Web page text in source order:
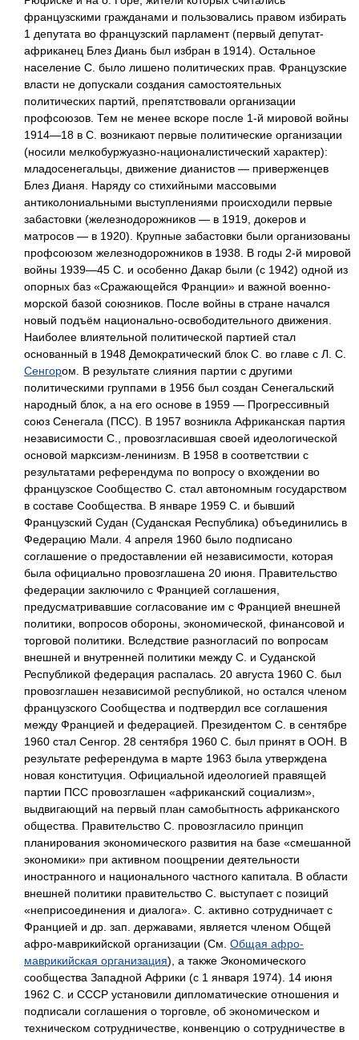
французскими гражданами и пользовались правом избирать
1 депутата во французский парламент (первый депутат-
африканец Блез Диань был избран в 1914). Остальное
население С. было лишено политических прав. Французские
власти не допускали создания самостоятельных
политических партий, препятствовали организации
профсоюзов. Тем не менее вскоре после 1-й мировой войны
1914—18 в С. возникают первые политические организации
(носили мелкобуржуазно-националистический характер):
младосенегальцы, движение дианистов — приверженцев
Блез Дианя. Наряду со стихийными массовыми
антиколониальными выступлениями происходили первые
забастовки (железнодорожников — в 1919, докеров и
матросов — в 1920). Крупные забастовки были организованы
профсоюзом железнодорожников в 1938. В годы 2-й мировой
войны 1939—45 С. и особенно Дакар были (с 1942) одной из
опорных баз «Сражающейся Франции» и важной военно-
морской базой союзников. После войны в стране начался
новый подъём национально-освободительного движения.
Наиболее влиятельной политической партией стал
основанный в 1948 Демократический блок С. во главе с Л. С.
Сенгором. В результате слияния партии с другими
политическими группами в 1956 был создан Сенегальский
народный блок, а на его основе в 1959 — Прогрессивный
союз Сенегала (ПСС). В 1957 возникла Африканская партия
независимости С., провозгласившая своей идеологической
основой марксизм-ленинизм. В 1958 в соответствии с
результатами референдума по вопросу о вхождении во
французское Сообщество С. стал автономным государством
в составе Сообщества. В январе 1959 С. и бывший
Французский Судан (Суданская Республика) объединились в
Федерацию Мали. 4 апреля 1960 было подписано
соглашение о предоставлении ей независимости, которая
была официально провозглашена 20 июня. Правительство
федерации заключило с Францией соглашения,
предусматривавшие согласование им с Францией внешней
политики, вопросов обороны, экономической, финансовой и
торговой политики. Вследствие разногласий по вопросам
внешней и внутренней политики между С. и Суданской
Республикой федерация распалась. 20 августа 1960 С. был
провозглашен независимой республикой, но остался членом
французского Сообщества и подтвердил все соглашения
между Францией и федерацией. Президентом С. в сентябре
1960 стал Сенгор. 28 сентября 1960 С. был принят в ООН. В
результате референдума в марте 1963 была утверждена
новая конституция. Официальной идеологией правящей
партии ПСС провозглашен «африканский социализм»,
выдвигающий на первый план самобытность африканского
общества. Правительство С. провозгласило принцип
планирования экономического развития на базе «смешанной
экономики» при активном поощрении деятельности
иностранного и национального частного капитала. В области
внешней политики правительство С. выступает с позиций
«неприсоединения и диалога». С. активно сотрудничает с
Францией и др. зап. державами, является членом Общей
афро-маврикийской организации (См. Общая афро-
маврикийская организация), а также Экономического
сообщества Западной Африки (с 1 января 1974). 14 июня
1962 С. и СССР установили дипломатические отношения и
подписали соглашения о торговле, об экономическом и
техническом сотрудничестве, конвенцию о сотрудничестве в